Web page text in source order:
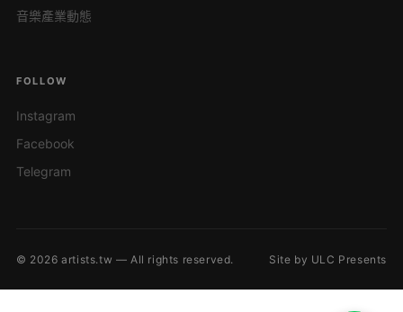
音樂產業動態
FOLLOW
Instagram
Facebook
Telegram
© 2026 artists.tw — All rights reserved. Site by ULC Presents